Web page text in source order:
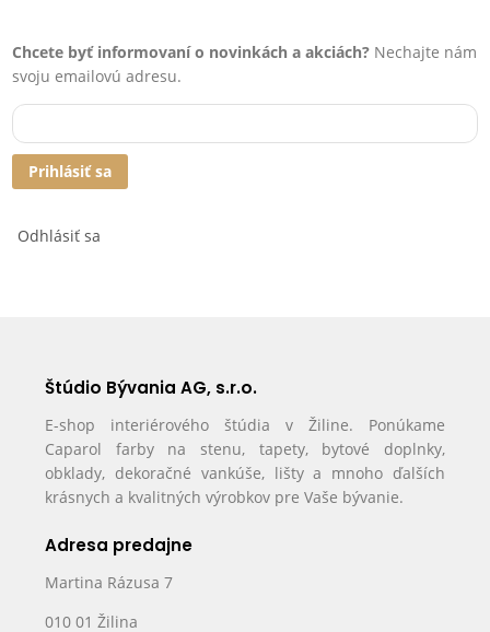
Chcete byť informovaní o novinkách a akciách? Nechajte nám
svoju emailovú adresu.
Prihlásiť sa
Odhlásiť sa
Štúdio Bývania AG, s.r.o.
E-shop interiérového štúdia v Žiline. Ponúkame
Caparol farby na stenu, tapety, bytové doplnky,
obklady, dekoračné vankúše, lišty a mnoho ďalších
krásnych a kvalitných výrobkov pre Vaše bývanie.
Adresa predajne
Martina Rázusa 7
010 01 Žilina